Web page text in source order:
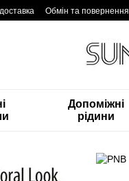
Обмін та повернення
Допоміжні
рідини